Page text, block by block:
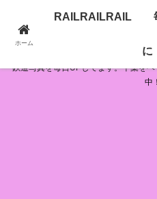
RAILRAILRAIL 毎
鉄道写真を毎日UPしてます。千葉を
中！
ホーム
RAILRAILRAIL 毎
に